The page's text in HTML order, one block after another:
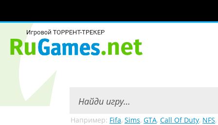
Например: Fifa, Sims, GTA, Call Of Duty, NFS,